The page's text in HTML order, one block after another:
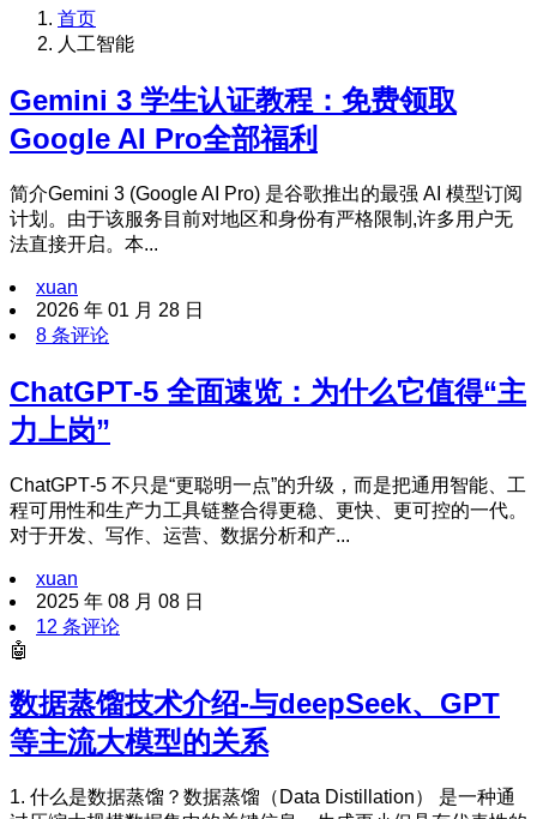
首页
人工智能
Gemini 3 学生认证教程：免费领取
Google AI Pro全部福利
简介Gemini 3 (Google AI Pro) 是谷歌推出的最强 AI 模型订阅
计划。由于该服务目前对地区和身份有严格限制,许多用户无
法直接开启。本...
xuan
2026 年 01 月 28 日
8 条评论
ChatGPT‑5 全面速览：为什么它值得“主
力上岗”
ChatGPT‑5 不只是“更聪明一点”的升级，而是把通用智能、工
程可用性和生产力工具链整合得更稳、更快、更可控的一代。
对于开发、写作、运营、数据分析和产...
xuan
2025 年 08 月 08 日
12 条评论
🤖
数据蒸馏技术介绍-与deepSeek、GPT
等主流大模型的关系
1. 什么是数据蒸馏？数据蒸馏（Data Distillation） 是一种通